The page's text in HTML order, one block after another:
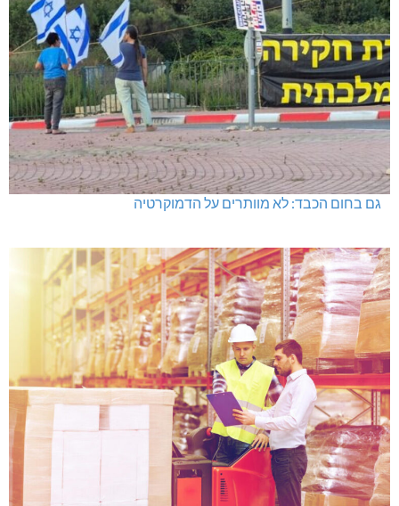
גם בחום הכבד: לא מוותרים על הדמוקרטיה